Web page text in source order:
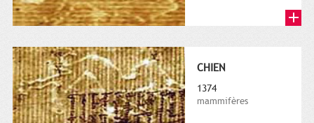
CHIEN
1374
mammifères